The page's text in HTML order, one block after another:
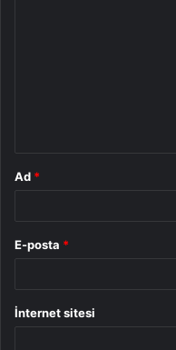
Ad *
E-posta *
İnternet sitesi